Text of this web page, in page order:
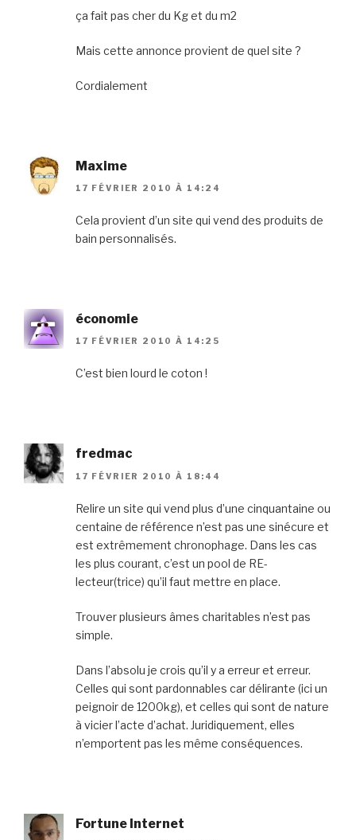
ça fait pas cher du Kg et du m2
Mais cette annonce provient de quel site ?
Cordialement
Maxime
17 FÉVRIER 2010 À 14:24
Cela provient d’un site qui vend des produits de
bain personnalisés.
économie
17 FÉVRIER 2010 À 14:25
C’est bien lourd le coton !
fredmac
17 FÉVRIER 2010 À 18:44
Relire un site qui vend plus d’une cinquantaine ou
centaine de référence n’est pas une sinécure et
est extrêmement chronophage. Dans les cas
les plus courant, c’est un pool de RE-
lecteur(trice) qu’il faut mettre en place.
Trouver plusieurs âmes charitables n’est pas
simple.
Dans l’absolu je crois qu’il y a erreur et erreur.
Celles qui sont pardonnables car délirante (ici un
peignoir de 1200kg), et celles qui sont de nature
à vicier l’acte d’achat. Juridiquement, elles
n’emportent pas les même conséquences.
Fortune Internet